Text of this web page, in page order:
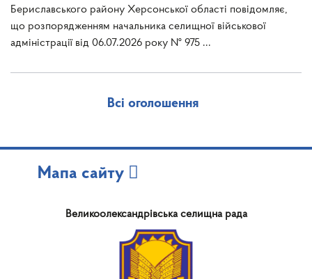
Бериславського району Херсонської області повідомляє,
що розпорядженням начальника селищної військової
адміністрації від 06.07.2026 року № 975 ...
Всі оголошення
Мапа сайту
Великоолександрівська селищна рада